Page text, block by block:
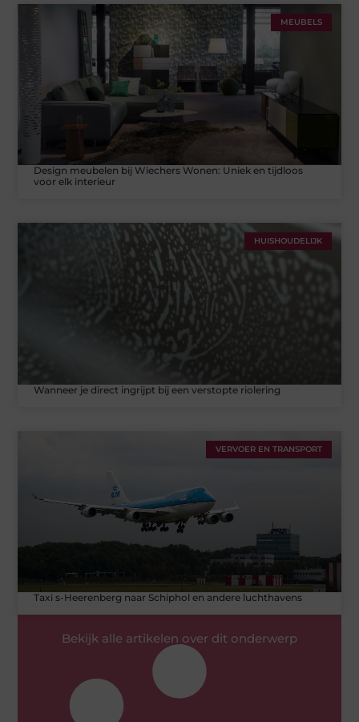
MEUBELS
Design meubelen bij Wiechers Wonen: Uniek en tijdloos
voor elk interieur
HUISHOUDELIJK
Wanneer je direct ingrijpt bij een verstopte riolering
VERVOER EN TRANSPORT
Taxi s-Heerenberg naar Schiphol en andere luchthavens
Bekijk alle artikelen over dit onderwerp